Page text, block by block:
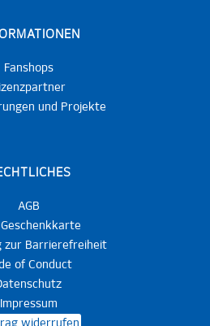
Fanshops
und Projekte
AGB
Geschenkkarte
zur Barrierefreiheit
of Conduct
Impressum
widerrufen